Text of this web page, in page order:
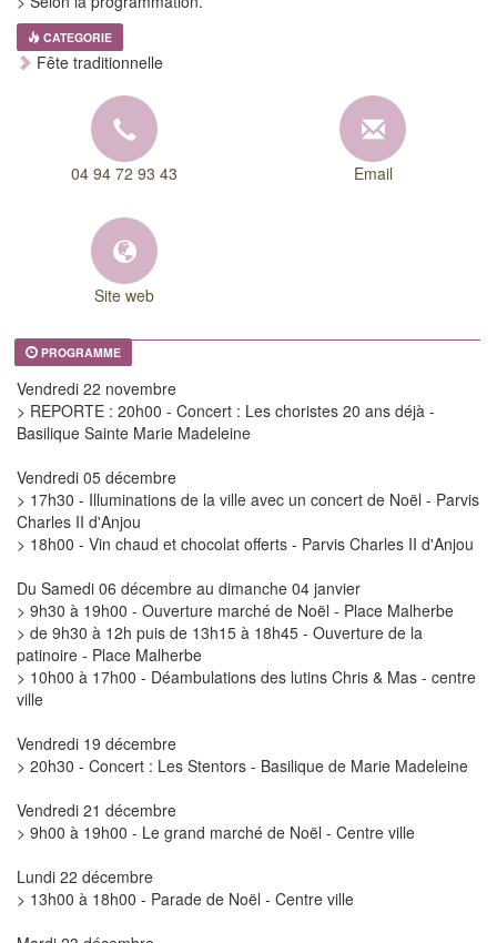
CATEGORIE
Fête traditionnelle
04 94 72 93 43 Email
Site web
PROGRAMME
Vendredi 22 novembre
> REPORTE : 20h00 - Concert : Les choristes 20 ans déjà -
Basilique Sainte Marie Madeleine
Vendredi 05 décembre
> 17h30 - Illuminations de la ville avec un concert de Noël - Parvis
Charles II d'Anjou
> 18h00 - Vin chaud et chocolat offerts - Parvis Charles II d'Anjou
Du Samedi 06 décembre au dimanche 04 janvier
> 9h30 à 19h00 - Ouverture marché de Noël - Place Malherbe
> de 9h30 à 12h puis de 13h15 à 18h45 - Ouverture de la
patinoire - Place Malherbe
> 10h00 à 17h00 - Déambulations des lutins Chris & Mas - centre
ville
Vendredi 19 décembre
> 20h30 - Concert : Les Stentors - Basilique de Marie Madeleine
Vendredi 21 décembre
> 9h00 à 19h00 - Le grand marché de Noël - Centre ville
Lundi 22 décembre
> 13h00 à 18h00 - Parade de Noël - Centre ville